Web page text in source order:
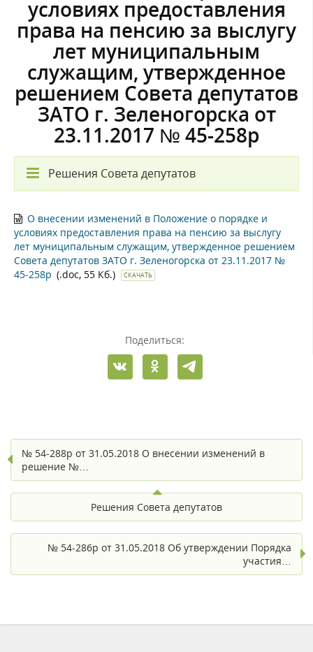
условиях предоставления
права на пенсию за выслугу
лет муниципальным
служащим, утвержденное
решением Совета депутатов
ЗАТО г. Зеленогорска от
23.11.2017 № 45-258р
Решения Совета депутатов
О внесении изменений в Положение о порядке и
условиях предоставления права на пенсию за выслугу
лет муниципальным служащим, утвержденное решением
Совета депутатов ЗАТО г. Зеленогорска от 23.11.2017 №
45-258р (.doc, 55 Кб.) СКАЧАТЬ
Поделиться:
№ 54-288р от 31.05.2018 О внесении изменений в
решение №…
Решения Совета депутатов
№ 54-286р от 31.05.2018 Об утверждении Порядка
участия…